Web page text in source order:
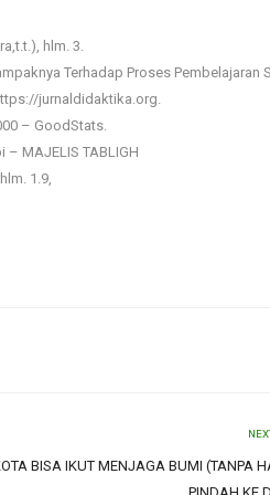
hlm. 3.
Terhadap Proses Pembelajaran
jurnaldidaktika.org.
– GoodStats.
– MAJELIS TABLIGH
1.9,
BISA IKUT MENJAGA BUMI (TANPA